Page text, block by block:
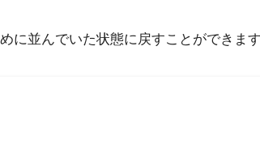
に並んでいた状態に戻すことができます